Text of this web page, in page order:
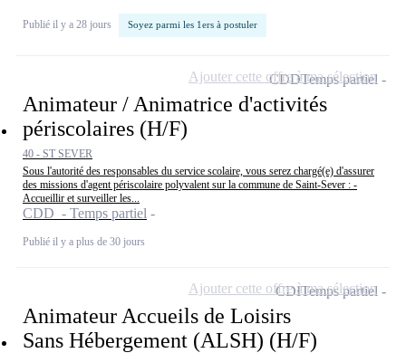
Publié il y a 28 jours Soyez parmi les 1ers à postuler
Animateur / Animatrice d'activités
périscolaires (H/F)
40 - ST SEVER
Sous l'autorité des responsables du service scolaire, vous serez chargé(e) d'assurer
des missions d'agent périscolaire polyvalent sur la commune de Saint-Sever : -
Accueillir et surveiller les...
CDD - Temps partiel
Publié il y a plus de 30 jours
CDDTemps partiel
Ajouter cette offre à ma sélection
Animateur Accueils de Loisirs
Sans Hébergement (ALSH) (H/F)
CDITemps partiel
Ajouter cette offre à ma sélection